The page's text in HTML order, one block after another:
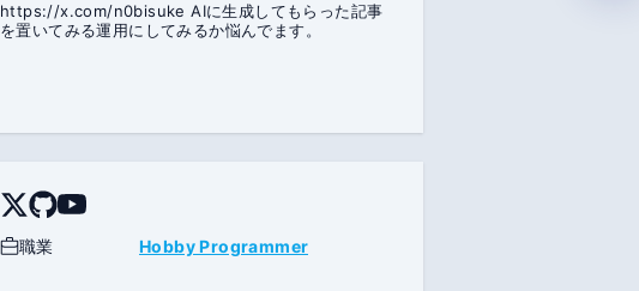
https://x.com/n0bisuke AIに生成してもらった記事
を置いてみる運用にしてみるか悩んでます。
職業 Hobby Programmer